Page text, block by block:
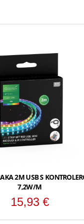
F)
2M USB S
7,2W/M
15,93 €